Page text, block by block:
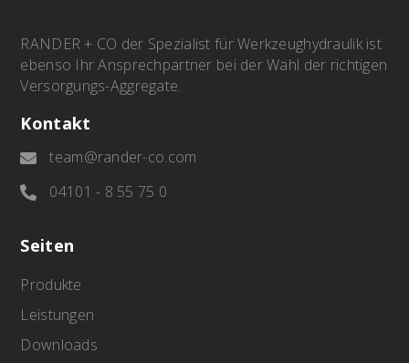
RANDER + CO der Spezialist für Werkzeughydraulik ist
ebenso Ihr Ansprechpartner bei der Wahl der richtigen
Versorgungs-Aggregate.
Kontakt
 team@rander-co.com
 04101 - 8 55 75 0
Seiten
Produkte
Leistungen
Downloads